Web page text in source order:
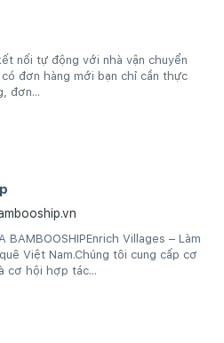
nối tự động với nhà vận chuyển
đơn hàng mới bạn chỉ cần thực
đơn...
BAMBOOSHIPEnrich Villages – Làm
Việt Nam.Chúng tôi cung cấp cơ
cơ hội hợp tác...